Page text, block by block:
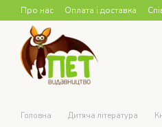
Перейти до основного контенту
Про нас Оплата і доставка
Головна Дитяча література